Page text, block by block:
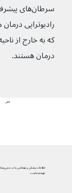
سرطان‌های
که به خارج از
درمان هستند.
قبلی
اطلاعات پزشکی و بهداشتی ما در
تهیه شده است.